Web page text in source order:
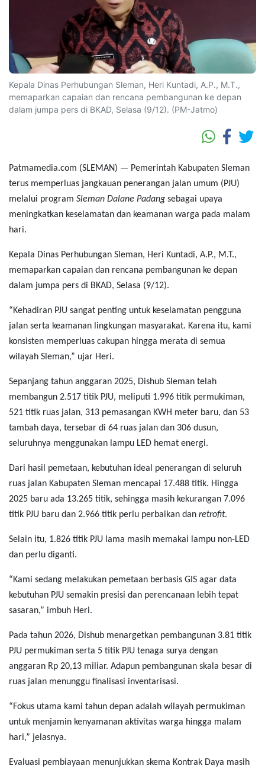
Kepala Dinas Perhubungan Sleman, Heri Kuntadi, A.P., M.T.,
memaparkan capaian dan rencana pembangunan ke depan
dalam jumpa pers di BKAD, Selasa (9/12). (PM-Jatmo)
Patmamedia.com (SLEMAN) — Pemerintah Kabupaten Sleman
terus memperluas jangkauan penerangan jalan umum (PJU)
melalui program Sleman Dalane Padang sebagai upaya
meningkatkan keselamatan dan keamanan warga pada malam
hari.
Kepala Dinas Perhubungan Sleman, Heri Kuntadi, A.P., M.T.,
memaparkan capaian dan rencana pembangunan ke depan
dalam jumpa pers di BKAD, Selasa (9/12).
“Kehadiran PJU sangat penting untuk keselamatan pengguna
jalan serta keamanan lingkungan masyarakat. Karena itu, kami
konsisten memperluas cakupan hingga merata di semua
wilayah Sleman,” ujar Heri.
Sepanjang tahun anggaran 2025, Dishub Sleman telah
membangun 2.517 titik PJU, meliputi 1.996 titik permukiman,
521 titik ruas jalan, 313 pemasangan KWH meter baru, dan 53
tambah daya, tersebar di 64 ruas jalan dan 306 dusun,
seluruhnya menggunakan lampu LED hemat energi.
Dari hasil pemetaan, kebutuhan ideal penerangan di seluruh
ruas jalan Kabupaten Sleman mencapai 17.488 titik. Hingga
2025 baru ada 13.265 titik, sehingga masih kekurangan 7.096
titik PJU baru dan 2.966 titik perlu perbaikan dan retrofit.
Selain itu, 1.826 titik PJU lama masih memakai lampu non-LED
dan perlu diganti.
“Kami sedang melakukan pemetaan berbasis GIS agar data
kebutuhan PJU semakin presisi dan perencanaan lebih tepat
sasaran,” imbuh Heri.
Pada tahun 2026, Dishub menargetkan pembangunan 3.81 titik
PJU permukiman serta 5 titik PJU tenaga surya dengan
anggaran Rp 20,13 miliar. Adapun pembangunan skala besar di
ruas jalan menunggu finalisasi inventarisasi.
“Fokus utama kami tahun depan adalah wilayah permukiman
untuk menjamin kenyamanan aktivitas warga hingga malam
hari,” jelasnya.
Evaluasi pembiayaan menunjukkan skema Kontrak Daya masih